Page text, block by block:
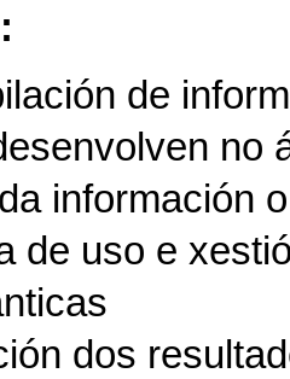
de
no
información
de uso e
dos